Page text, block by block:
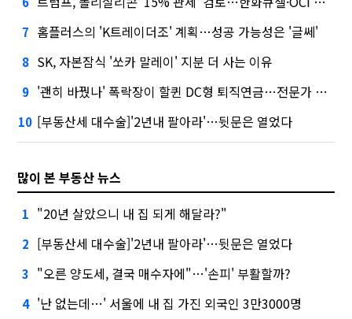
7 홈플러스의 'K트레이더조' 계획…성공 가능성은 '글쎄'
8 SK, 자본잠식 '쏘카 말레이' 지분 더 사는 이유
9 '괜히 바꿨나' 폭락장이 할퀸 DC형 퇴직연금…전문가 조언은
10 [부동산세 대수술]'2년내 팔아라'…뒷문은 열었다
많이 본 부동산 뉴스
1 "20년 살았으니 내 집 되게 해달라?"
2 [부동산세 대수술]'2년내 팔아라'…뒷문은 열었다
3 "오른 양도세, 결국 매수자에"…'손피' 부활할까?
4 '난 없는데…' 서울에 내 집 가진 외국인 3만3000명